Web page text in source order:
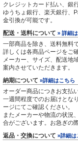
クレジットカード払い、銀
ゆうちょ銀行、楽天銀行、
金引換が可能です。
配送・送料について » 詳細
一部商品を除き、送料無料
詳しくは各商品ページをご
メーカー、サイズ、配送地
案内させていただきます。
納期について »詳細はこちら
オーダー商品につきお支払
一週間程度でのお届けとな
ージにてご確認ください。
またメーカーや物流の状況
合がございます。お急ぎの
返品・交換について »詳細は